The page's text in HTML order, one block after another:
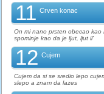
11 Crven konac
On mi nano prsten obecao kao
spominje kao da je ljut, ljut il'
12 Cujem
Cujem da si se sredio lepo
slepo a znam da lazes